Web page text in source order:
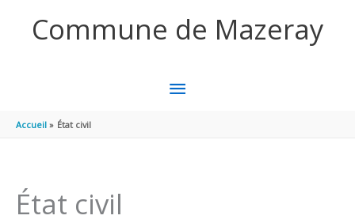
Commune de Mazeray
MENU
Accueil État civil
État civil